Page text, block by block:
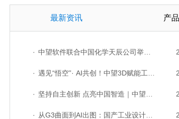
最新资讯 产
· 中望软件联合中国化学天辰公司举办“走进标杆企业”研讨会，共探流程工业数字化创新实践
· 遇见“悟空”· AI共创！中望3D赋能工业设计国产化与AI创新升级
· 坚持自主创新 点亮中国智造｜中望软件亮相第十届中国网络版权保护与发展大会
· 从G3曲面到AI出图：国产工业设计软件的硬实力到底怎么样了？